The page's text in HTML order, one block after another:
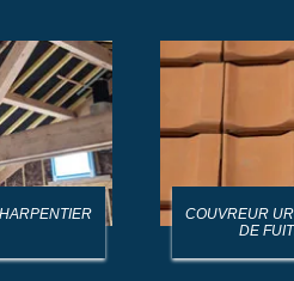
COUVREUR
DE